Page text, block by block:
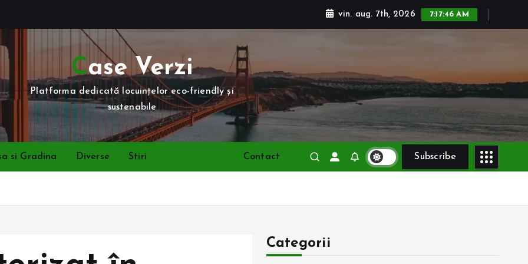
vin. aug. 7th, 2026 7:17:48 AM
Case Verzi
Platforma dedicată locuințelor eco-friendly și
sustenabile
si Gradina Diverse Stiri Contact Subscribe
Categorii